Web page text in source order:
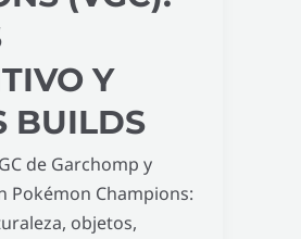
Y
BUILDS
de Garchomp y
Pokémon Champions:
objetos,